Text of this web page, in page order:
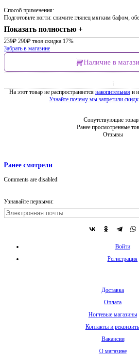
Способ применения:
Подготовьте ногти: снимите глянец мягким бафом,
Показать полностью +
239₽ 290₽ твоя скидка 17%
Забрать в магазине
Наличие в
ℹ
На этот товар не распространяется накопительнаяи
Узнайте почему мы запретили
Сопутствующие
Ранее просмотренные
Отзывы
Ранее смотрели
Comments are disabled
Узнавайте первыми:
Войти
Регистрация
Доставка
Оплата
Ногтевые магазины
Контакты и
Вакансии
О магазине